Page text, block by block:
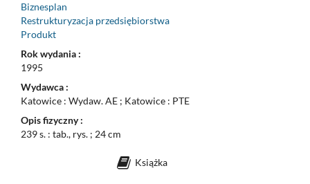
Biznesplan
Restrukturyzacja przedsiębiorstwa
Produkt
Rok wydania :
1995
Wydawca :
Katowice : Wydaw. AE ; Katowice : PTE
Opis fizyczny :
239 s. : tab., rys. ; 24 cm
Książka